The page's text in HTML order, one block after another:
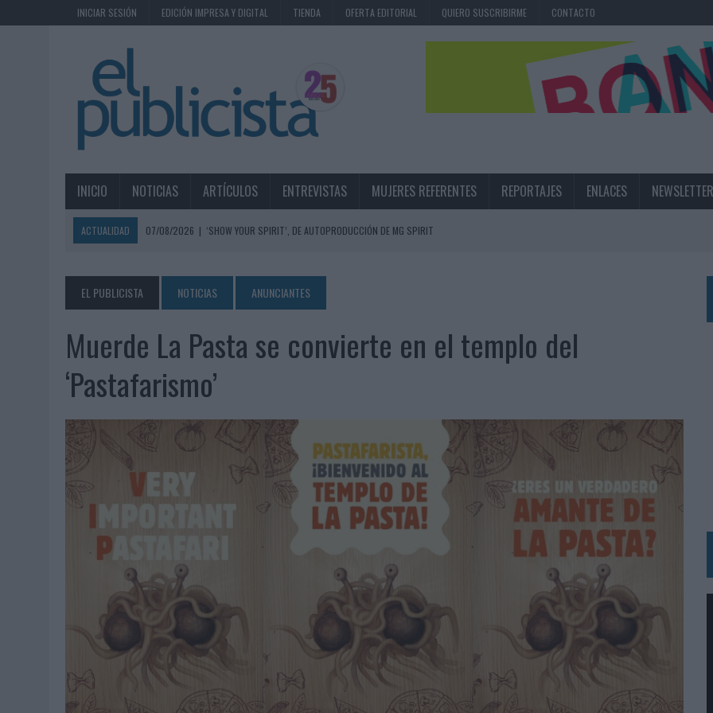
INICIAR SESIÓN EDICIÓN IMPRESA Y DIGITAL TIENDA OFERTA EDITORIAL QUIERO SUSCRIBIRME CONTACTO
INICIO NOTICIAS ARTÍCULOS ENTREVISTAS MUJERES REFERENTES REPORTAJES ENLACES NEWSLETTER
ACTUALIDAD 07/08/2026 | ‘SHOW YOUR SPIRIT’, DE AUTOPRODUCCIÓN DE MG SPIRIT
07/08/2026 | MG SPIRIT RELANZA SU MARCA CON UNA ESTRATEGIA 360º CENTRADA EN EL ORIGEN BARCELONÉS
07/08/2026
PATRÓN CONVIERTE EL NUEVO SINGLE DE ARÓN PIPER EN UNA EXPERIENCIA DE MARCA EN IBIZA
07/08/2026
EL VERANO PONE A PRUEBA LA ESTRATEGIA DIGITAL DE LAS MARCAS
07/08/2026
VUELING CONVIERTE LOS RECUERDOS EN SOUVENIRS CON IA
‘LA VUELTA’, DE FENOMENAL PARA MÁLAGA CF
06/08/2026
SIETE DE CADA DIEZ EMPRESAS ESPAÑOLAS NO INTEGRAN LA INFANCIA EN SU ESTRATEGIA
| LA TELEVISIÓN SIGUE LIDERANDO EL CONSUMO DE MEDIOS EN VERANO Y SUPERA AL MÓVIL COMO DISPOSITIVO MÁS UTILIZADO
EL USO DE LA IA GENERATIVA ALCANZA YA AL 62% DE LOS ESPAÑOLES
06/08/2026
06/08/2026 |
FRIGO Y UNIQLO LANZAN UNA COLECCIÓN PERSONALIZABLE INSPIRADA EN CORNETTO, CALIPPO Y SOLERO
06/08/2026
LA IA ESTÁ SUBIENDO EL LISTÓN DE LA CREATIVIDAD
|
BEON WORLDWIDE LANZA RAÍZ URBANA PARA TRANSFORMAR EL PATRIMONIO HISTÓRICO EN ACTIVOS CULTURALES Y ECONÓMICOS
05/08/2026 | FABRA COMUNICACIÓN INCORPORA A CASONÁ Y ASUME LA GESTIÓN DE SUS RELACIONES CON LOS MEDIOS
05/08/2026
LOPESAN HOTELS & RESORTS ACERCA EL PARAÍSO CANARIO EN SU ÚLTIMA CAMPAÑA INTERNACIONAL
05/08/2026
LUIS ARQUILLOS (BURGO DE ARIAS): “LA CONSTRUCCIÓN DE MARCA A LARGO PLAZO Y LA MEDICIÓN SON DOS CARAS DE LA MISMA
EL PUBLICISTA NOTICIAS ANUNCIANTES
Muerde La Pasta se convierte en el templo del
‘Pastafarismo’